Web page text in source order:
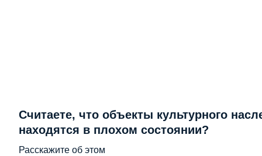
Считаете, что объекты культурного
находятся в плохом состоянии?
Расскажите об этом